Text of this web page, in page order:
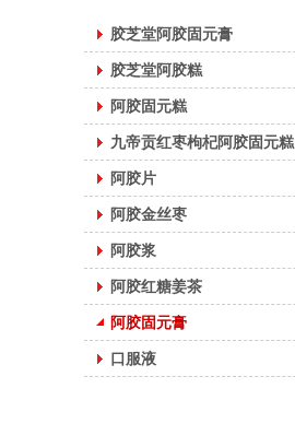
胶芝堂阿胶固元膏
胶芝堂阿胶糕
阿胶固元糕
九帝贡红枣枸杞阿胶固元糕
阿胶片
阿胶金丝枣
阿胶浆
阿胶红糖姜茶
阿胶固元膏
口服液